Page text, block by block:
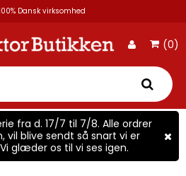
Dansk virksomhed
(0)
fra d. 17/7 til 7/8. Alle ordrer
vil blive sendt så snart vi er
glæder os til vi ses igen.